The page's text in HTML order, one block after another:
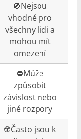
🚫Nejsou
vhodné pro
všechny lidi a
mohou mít
omezení
⛔️Může
způsobit
závislost nebo
jiné rozpory
☢️Často jsou k